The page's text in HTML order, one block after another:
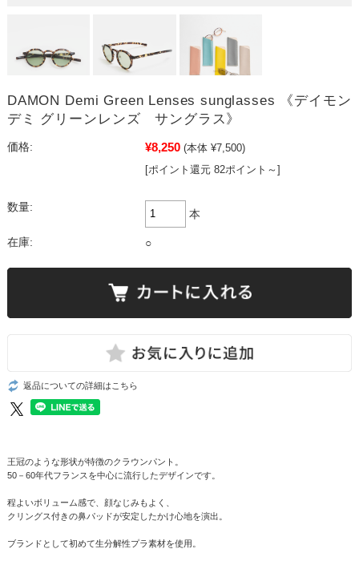
DAMON Demi Green Lenses sunglasses 《デイモン
デミ グリーンレンズ サングラス》
価格: ¥8,250 (本体 ¥7,500)
[ポイント還元 82ポイント～]
数量:
本
在庫: ○
返品についての詳細はこちら
王冠のような形状が特徴のクラウンパント。
50－60年代フランスを中心に流行したデザインです。
程よいボリューム感で、顔なじみもよく、
クリングス付きの鼻パッドが安定したかけ心地を演出。
ブランドとして初めて生分解性プラ素材を使用。